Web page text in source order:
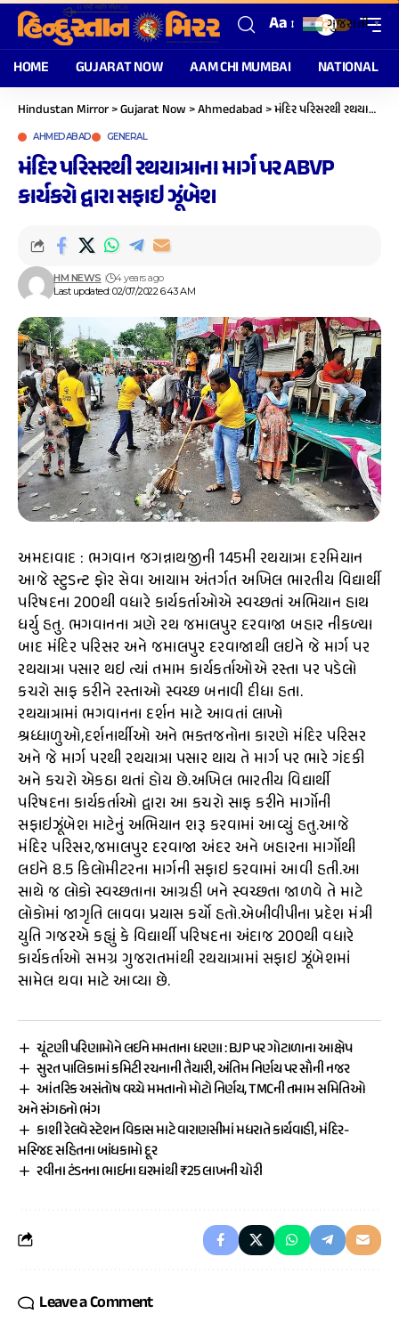
Aa
HOME GUJARAT NOW AAM CHI MUMBAI NATIONAL
Hindustan Mirror>Gujarat Now>Ahmedabad>મંદિર પરિસરથી રથયાત્રાના માર્ગ પર ABVP કાર્યકરો દ્વારા સફાઇ ઝૂંબેશ
AHMEDABAD GENERAL
મંદિર પરિસરથી રથયાત્રાના માર્ગ પર ABVP
કાર્યકરો દ્વારા સફાઇ ઝૂંબેશ
Last updated: 02/07/2022 6:43 AM
HM NEWS 4 years ago
અમદાવાદ : ભગવાન જગન્નાથજીની 145મી રથયાત્રા દરમિયાન
આજે સ્ટુડન્ટ ફોર સેવા આયામ અંતર્ગત અખિલ ભારતીય વિદ્યાર્થી
પરિષદના 200થી વધારે કાર્યકર્તાઓએ સ્વચ્છતાં અભિયાન હાથ
ધર્યુ હતુ. ભગવાનના ત્રણે રથ જમાલપુર દરવાજા બહાર નીકળ્યા
બાદ મંદિર પરિસર અને જમાલપુર દરવાજાથી લઇને જે માર્ગ પર
રથયાત્રા પસાર થઇ ત્યાં તમામ કાર્યકર્તાઓએ રસ્તા પર પડેલો
કચરો સાફ કરીને રસ્તાઓ સ્વચ્છ બનાવી દીધા હતા.
રથયાત્રામાં ભગવાનના દર્શન માટે આવતાં લાખો
શ્રધ્ધાળુઓ,દર્શનાર્થીઓ અને ભક્તજનોના કારણે મંદિર પરિસર
અને જે માર્ગ પરથી રથયાત્રા પસાર થાય તે માર્ગ પર ભારે ગંદકી
અને કચરો એકઠા થતાં હોય છે.અખિલ ભારતીય વિદ્યાર્થી
પરિષદના કાર્યકર્તાઓ દ્વારા આ કચરો સાફ કરીને માર્ગોની
સફાઇઝૂંબેશ માટેનું અભિયાન શરૂ કરવામાં આવ્યું હતુ.આજે
મંદિર પરિસર,જમાલપુર દરવાજા અંદર અને બહારના માર્ગોથી
લઇને 8.5 કિલોમીટરના માર્ગની સફાઇ કરવામાં આવી હતી.આ
સાથે જ લોકો સ્વચ્છતાના આગ્રહી બને સ્વચ્છતા જાળવે તે માટે
લોકોમાં જાગૃતિ લાવવા પ્રયાસ કર્યો હતો.એબીવીપીના પ્રદેશ મંત્રી
યુતિ ગજરએ કહ્યું કે વિદ્યાર્થી પરિષદના અંદાજ 200થી વધારે
કાર્યકર્તાઓ સમગ્ર ગુજરાતમાંથી રથયાત્રામાં સફાઇ ઝૂંબેશમાં
સામેલ થવા માટે આવ્યા છે.
ચૂંટણી પરિણામોને લઈને મમતાના ધરણા : BJP પર ગોટાળાના આક્ષેપ
સુરત પાલિકામાં કમિટી રચનાની તૈયારી, અંતિમ નિર્ણય પર સૌની નજર
આંતરિક અસંતોષ વચ્ચે મમતાનો મોટો નિર્ણય, TMCની તમામ સમિતિઓ
અને સંગઠનો ભંગ
કાશી રેલવે સ્ટેશન વિકાસ માટે વારાણસીમાં મધરાતે કાર્યવાહી, મંદિર-
મસ્જિદ સહિતના બાંધકામો દૂર
રવીના ટંડનના ભાઈના ઘરમાંથી ₹25 લાખની ચોરી
Leave a Comment
ગુજરાતી ▼